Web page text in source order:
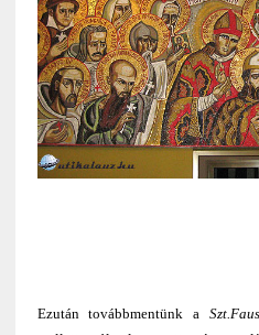
Ezután továbbmentünk a